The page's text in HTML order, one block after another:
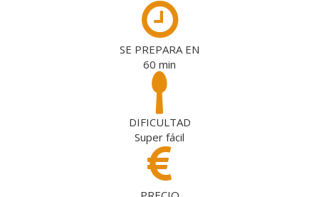
SE PREPARA EN
60 min
DIFICULTAD
Super fácil